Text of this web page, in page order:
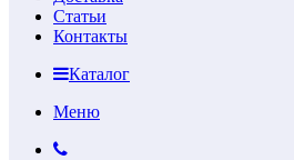
Статьи
Контакты
Каталог
Меню